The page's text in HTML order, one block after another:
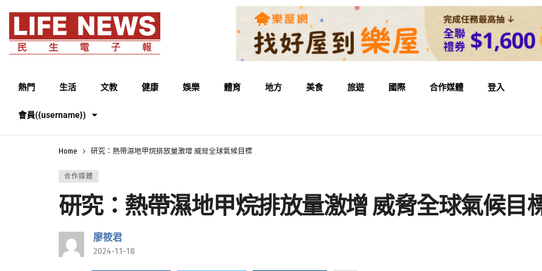
熱門 生活 文教 健康 娛樂 體育 地方 美食 旅遊 國際 合作媒體 登入
會員({username})
Home 研究：熱帶濕地甲烷排放量激增 威脅全球氣候目標
合作媒體
研究：熱帶濕地甲烷排放量激增 威脅全球氣候目
廖筱君
2024-11-18